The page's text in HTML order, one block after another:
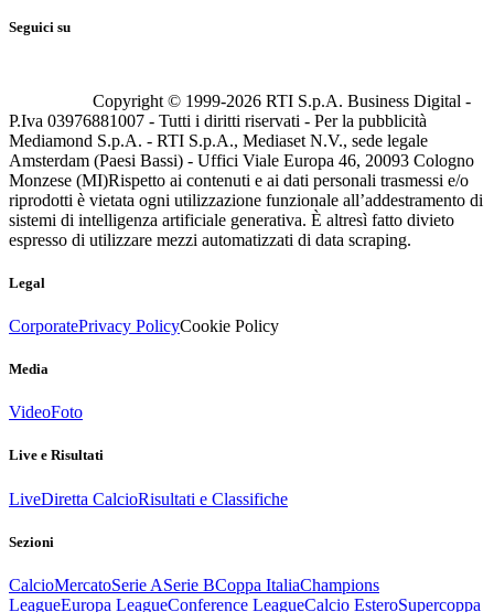
Seguici su
Copyright © 1999-2026 RTI S.p.A. Business Digital -
P.Iva 03976881007 - Tutti i diritti riservati - Per la pubblicità
Mediamond S.p.A. - RTI S.p.A., Mediaset N.V., sede legale
Amsterdam (Paesi Bassi) - Uffici Viale Europa 46, 20093 Cologno
Monzese (MI)Rispetto ai contenuti e ai dati personali trasmessi e/o
riprodotti è vietata ogni utilizzazione funzionale all’addestramento di
sistemi di intelligenza artificiale generativa. È altresì fatto divieto
espresso di utilizzare mezzi automatizzati di data scraping.
Legal
CorporatePrivacy PolicyCookie Policy
Media
VideoFoto
Live e Risultati
LiveDiretta CalcioRisultati e Classifiche
Sezioni
CalcioMercatoSerie ASerie BCoppa ItaliaChampions
LeagueEuropa LeagueConference LeagueCalcio EsteroSupercoppa